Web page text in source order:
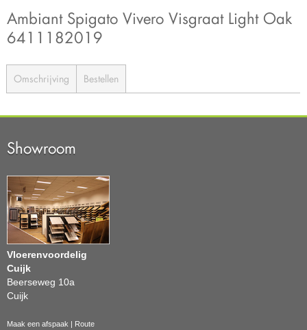
Ambiant Spigato Vivero Visgraat Light Oak
6411182019
Omschrijving Bestellen
Showroom
Vloerenvoordelig
Cuijk
Beerseweg 10a
Cuijk
Maak een afspaak | Route